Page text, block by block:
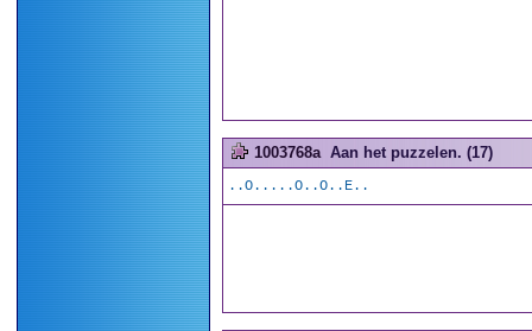
1003768a Aan het puzzelen. (17)
..O.....O..O..E..